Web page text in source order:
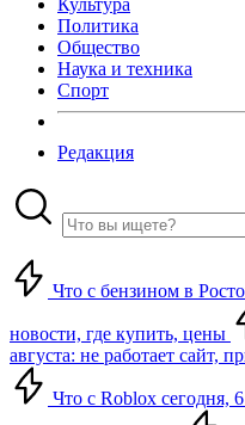
Культура
Политика
Общество
Наука и техника
Спорт
Редакция
Что с бензином в
новости, где купить, цены
августа: не работает сайт,
Что с Roblox сегодня,